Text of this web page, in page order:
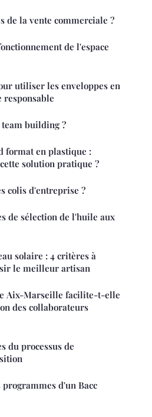
de la vente commerciale ?
de l'espace
utiliser les enveloppes en
building ?
format en plastique :
solution pratique ?
colis d'entreprise ?
de sélection de l'huile aux
solaire : 4 critères à
le meilleur artisan
Aix-Marseille facilite-t-elle
des collaborateurs
du processus de
d'un Bacc